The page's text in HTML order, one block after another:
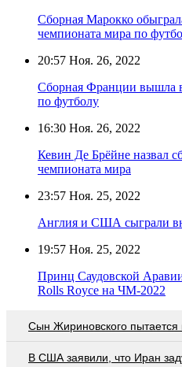
Сборная Марокко
чемпионата мира по
20:57 Ноя. 26, 2022
Сборная Франции вышла
по футболу
16:30 Ноя. 26, 2022
Кевин Де Брёйне назвал
чемпионата мира
23:57 Ноя. 25, 2022
Англия и США сыграли
19:57 Ноя. 25, 2022
Принц Саудовской
Rolls Royce на ЧМ-2022
Сын Жириновского пытается
В США заявили, что Иран